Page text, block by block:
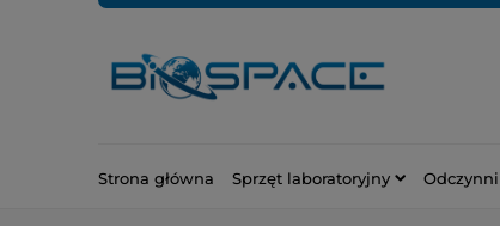
Strona główna Sprzęt laboratoryjny